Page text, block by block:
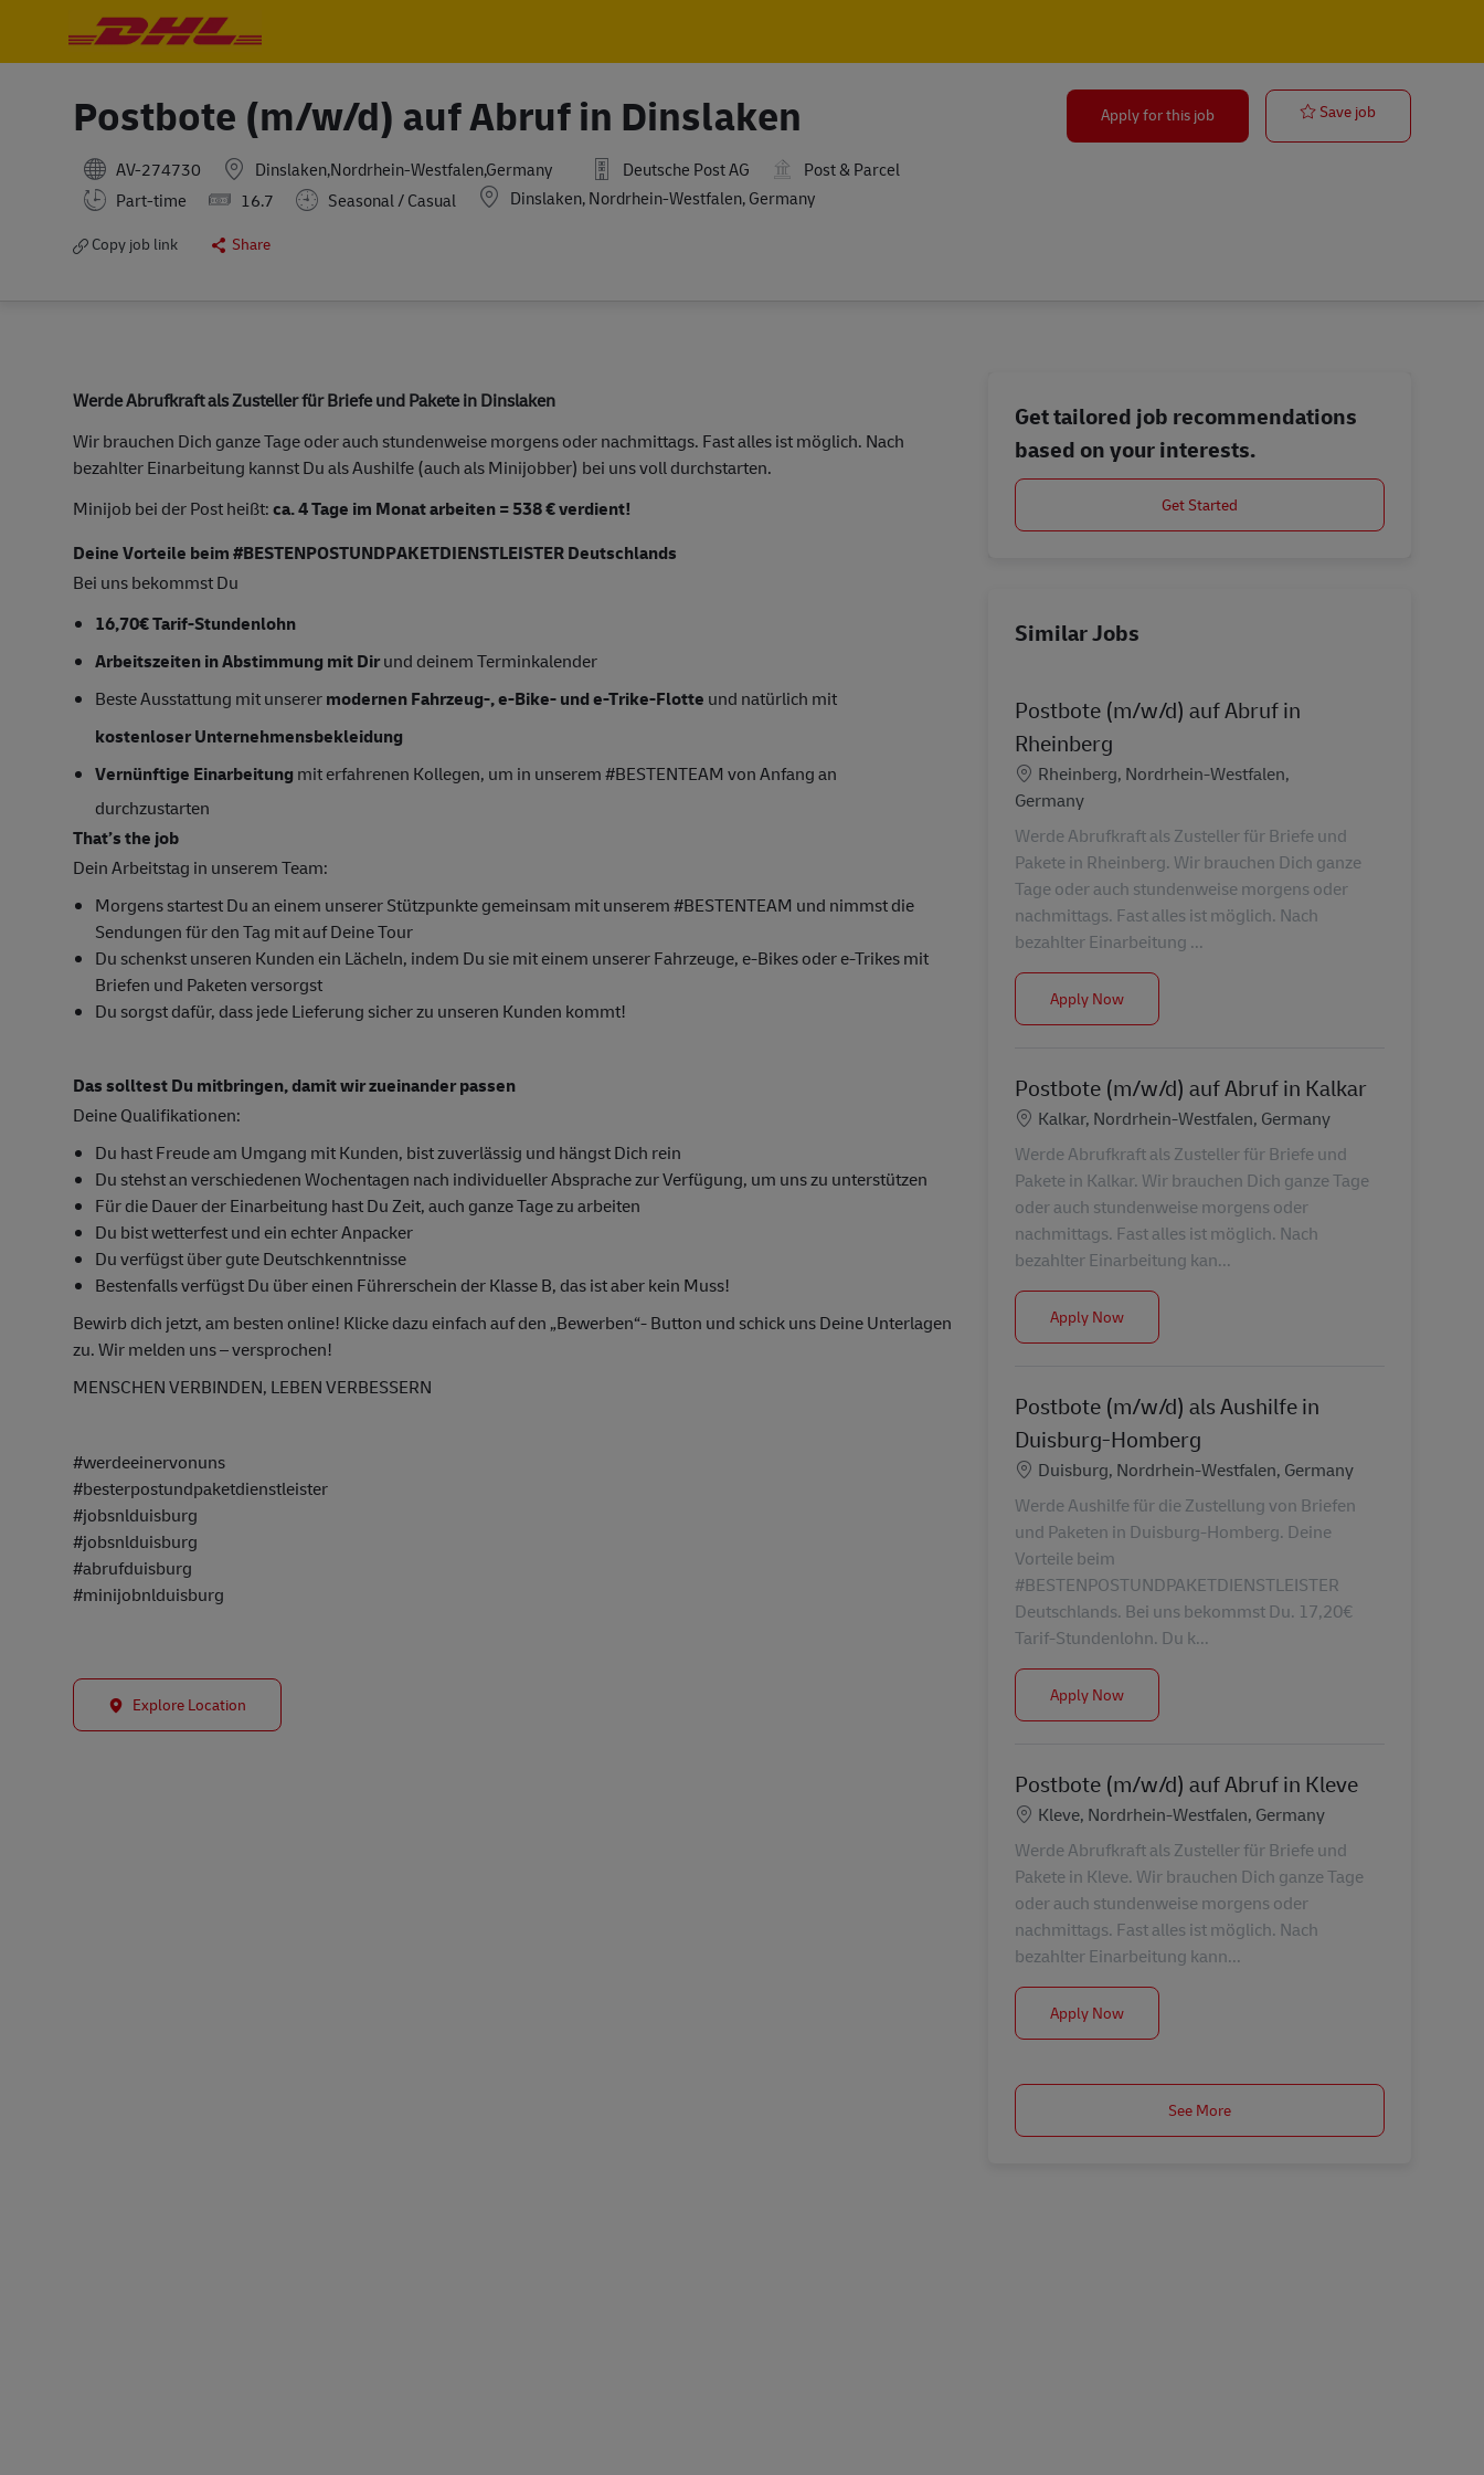
Postbote (m/w/d) auf Abruf in Dinslaken
AV-274730 Dinslaken,Nordrhein-Westfalen,Germany Deutsche Post AG
Post & Parcel
Part-time
16.7 Seasonal / Casual LocationDinslaken, Nordrhein-Westfalen, Germany
Copy job link Share
Apply for this job Save job
Werde Abrufkraft als Zusteller für Briefe und Pakete in Dinslaken
Wir brauchen Dich ganze Tage oder auch stundenweise morgens oder nachmittags. Fast alles ist möglich. Nach
bezahlter Einarbeitung kannst Du als Aushilfe (auch als Minijobber) bei uns voll durchstarten.
Minijob bei der Post heißt:ca.4 Tage im Monat arbeiten = 538 € verdient!
Deine Vorteile beim #BESTENPOSTUNDPAKETDIENSTLEISTER Deutschlands
Bei uns bekommst Du
16,70€ Tarif-Stundenlohn
Arbeitszeitenin Abstimmung mit Dirund deinem Terminkalender
Beste Ausstattung mit unserermodernen Fahrzeug-, e-Bike- und e-Trike-Flotte und natürlich mit
kostenloser Unternehmensbekleidung
Vernünftige Einarbeitung mit erfahrenen Kollegen, um in unserem #BESTENTEAM von Anfang an
durchzustarten
That’s the job
Dein Arbeitstag in unserem Team:
Morgens startest Du an einem unserer Stützpunkte gemeinsam mit unserem #BESTENTEAM und nimmst die
Sendungen für den Tag mit auf Deine Tour
Du schenkst unseren Kunden ein Lächeln, indem Du sie mit einem unserer Fahrzeuge, e-Bikes oder e-Trikes mit
Briefen und Paketen versorgst
Du sorgst dafür, dass jede Lieferung sicher zu unseren Kunden kommt!
Das solltest Du mitbringen, damit wir zueinander passen
Deine Qualifikationen:
Du hast Freude am Umgang mit Kunden, bist zuverlässig und hängst Dich rein
Du stehst an verschiedenen Wochentagen nach individueller Absprache zur Verfügung, um uns zu unterstützen
Für die Dauer der Einarbeitung hast Du Zeit, auch ganze Tage zu arbeiten
Du bist wetterfest und ein echter Anpacker
Du verfügst über gute Deutschkenntnisse
Bestenfalls verfügst Du über einen Führerschein der Klasse B, das ist aber kein Muss!
Bewirb dich jetzt, am besten online! Klicke dazu einfach auf den „Bewerben“- Button und schick uns Deine Unterlagen
zu. Wir melden uns – versprochen!
MENSCHEN VERBINDEN, LEBEN VERBESSERN
#werdeeinervonuns
#besterpostundpaketdienstleister
#jobsnlduisburg
#jobsnlduisburg
#abrufduisburg
#minijobnlduisburg
Explore Location
Get tailored job recommendations
based on your interests.
Get Started
Similar Jobs
Postbote (m/w/d) auf Abruf in
Rheinberg
Location
Rheinberg, Nordrhein-Westfalen,
Germany
Werde Abrufkraft als Zusteller für Briefe und
Pakete in Rheinberg. Wir brauchen Dich ganze
Tage oder auch stundenweise morgens oder
nachmittags. Fast alles ist möglich. Nach
bezahlter Einarbeitung ...
Apply NowPostbote (m/w/d) auf Abruf in Rheinberg
Postbote (m/w/d) auf Abruf in Kalkar
Location
Kalkar, Nordrhein-Westfalen, Germany
Werde Abrufkraft als Zusteller für Briefe und
Pakete in Kalkar. Wir brauchen Dich ganze Tage
oder auch stundenweise morgens oder
nachmittags. Fast alles ist möglich. Nach
bezahlter Einarbeitung kan...
Apply NowPostbote (m/w/d) auf Abruf in Kalkar
Postbote (m/w/d) als Aushilfe in
Duisburg-Homberg
Location
Duisburg, Nordrhein-Westfalen, Germany
Werde Aushilfe für die Zustellung von Briefen
und Paketen in Duisburg-Homberg. Deine
Vorteile beim
#BESTENPOSTUNDPAKETDIENSTLEISTER
Deutschlands. Bei uns bekommst Du. 17,20€
Tarif-Stundenlohn. Du k...
Apply NowPostbote (m/w/d) als Aushilfe in Duisburg-Homberg
Postbote (m/w/d) auf Abruf in Kleve
Location
Kleve, Nordrhein-Westfalen, Germany
Werde Abrufkraft als Zusteller für Briefe und
Pakete in Kleve. Wir brauchen Dich ganze Tage
oder auch stundenweise morgens oder
nachmittags. Fast alles ist möglich. Nach
bezahlter Einarbeitung kann...
Apply NowPostbote (m/w/d) auf Abruf in Kleve
See More